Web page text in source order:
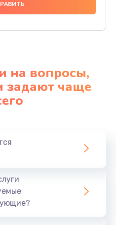
руб.
чистка
на вопросы,
задают чаще